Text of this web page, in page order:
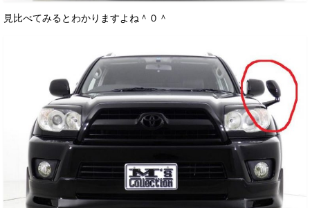
見比べてみるとわかりますよね＾０＾